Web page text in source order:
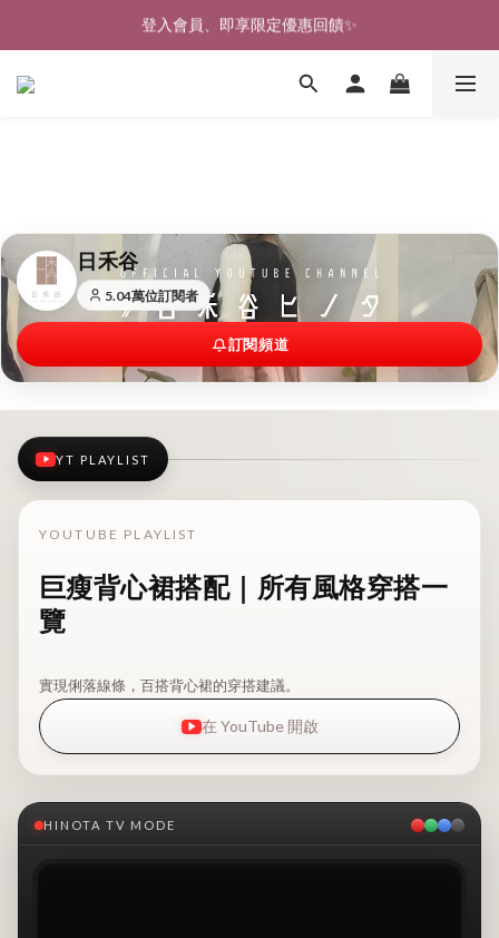
🎉新北淡水實體門市🤗歡迎蒞臨試穿🎉
日禾谷
5.04萬位訂閱者
訂閱頻道
YT PLAYLIST
YOUTUBE PLAYLIST
巨瘦背心裙搭配｜所有風格穿搭一
覽
實現俐落線條，百搭背心裙的穿搭建議。
在 YouTube 開啟
HINOTA TV MODE